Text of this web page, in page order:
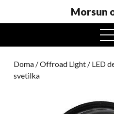
Morsun
Doma /Offroad Light / LED
svetilka